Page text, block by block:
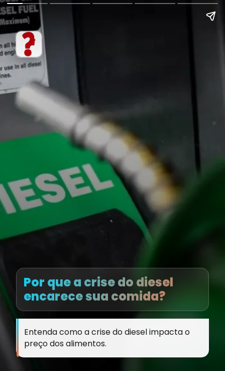
Por que a crise do diesel
encarece sua comida?
Entenda como a crise do diesel impacta o
preço dos alimentos.